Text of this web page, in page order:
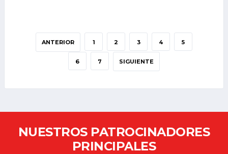
ANTERIOR 1 2 3 4 5
6 7 SIGUIENTE
NUESTROS PATROCINADORES
PRINCIPALES